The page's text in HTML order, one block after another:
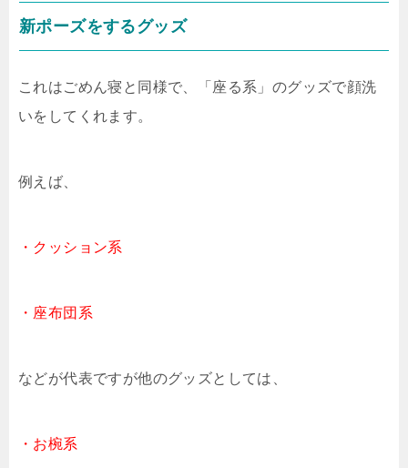
新ポーズをするグッズ
これはごめん寝と同様で、「座る系」のグッズで顔洗
いをしてくれます。
例えば、
・クッション系
・座布団系
などが代表ですが他のグッズとしては、
・お椀系